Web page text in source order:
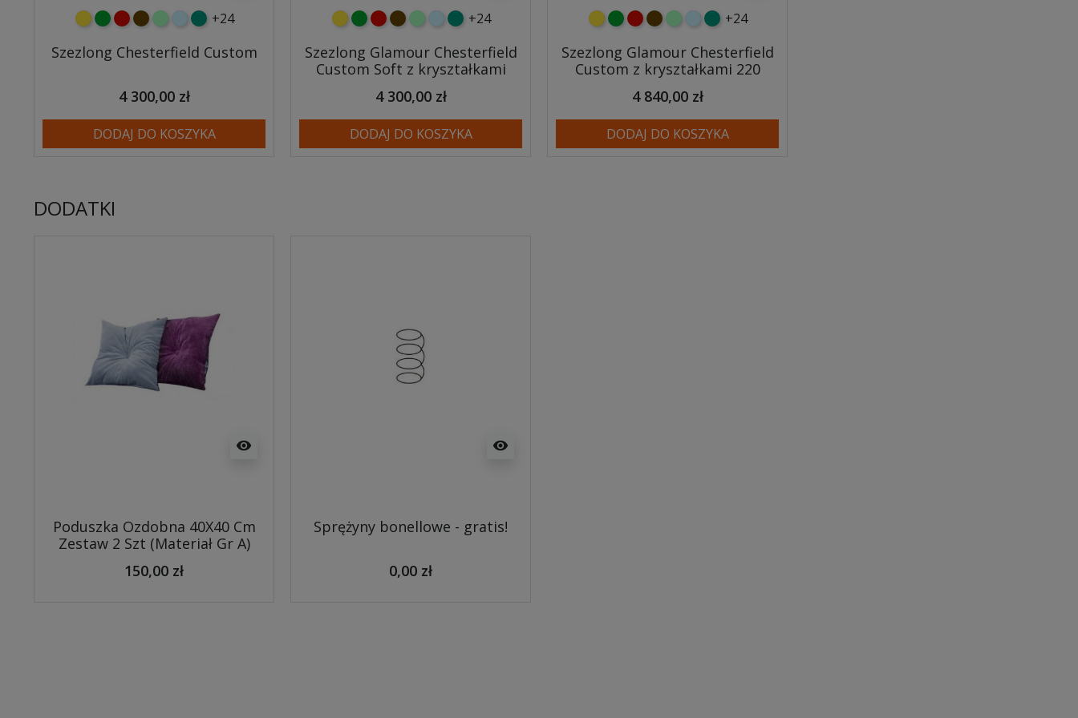
żółtyzielonyczerwony
czekoladowy
miętowybłękitny
turkusowy
+24
Szezlong Chesterfield Custom
4 300,00 zł
DODAJ DO KOSZYKA
żółtyzielonyczerwony
czekoladowy
miętowybłękitny
turkusowy
+24
Szezlong Glamour Chesterfield
Custom Soft z kryształkami
4 300,00 zł
DODAJ DO KOSZYKA
żółtyzielonyczerwony
czekoladowy
miętowybłękitny
turkusowy
+24
Szezlong Glamour Chesterfield
Custom z kryształkami 220
4 840,00 zł
DODAJ DO KOSZYKA
DODATKI
visibility
Poduszka Ozdobna 40X40 Cm
Zestaw 2 Szt (Materiał Gr A)
150,00 zł
visibility
Sprężyny bonellowe - gratis!
0,00 zł